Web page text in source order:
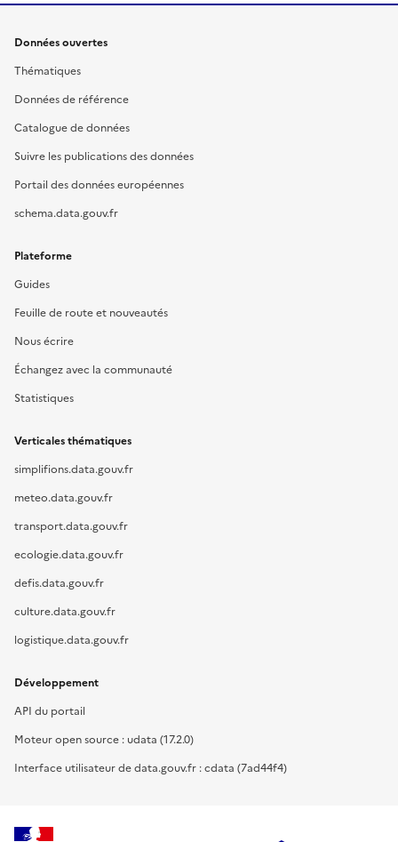
Données ouvertes
Thématiques
Données de référence
Catalogue de données
Suivre les publications des données
Portail des données européennes
schema.data.gouv.fr
Plateforme
Guides
Feuille de route et nouveautés
Nous écrire
Échangez avec la communauté
Statistiques
Verticales thématiques
simplifions.data.gouv.fr
meteo.data.gouv.fr
transport.data.gouv.fr
ecologie.data.gouv.fr
defis.data.gouv.fr
culture.data.gouv.fr
logistique.data.gouv.fr
Développement
API du portail
Moteur open source : udata (17.2.0)
Interface utilisateur de data.gouv.fr : cdata (7ad44f4)